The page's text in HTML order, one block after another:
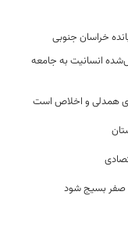
انسانیت به جامعه
همدلی و اخلاص است
صفر بسیج شود